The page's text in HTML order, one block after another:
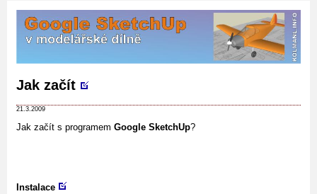
Jak začít
21.3.2009
Jak začít s programem Google SketchUp?
Instalace